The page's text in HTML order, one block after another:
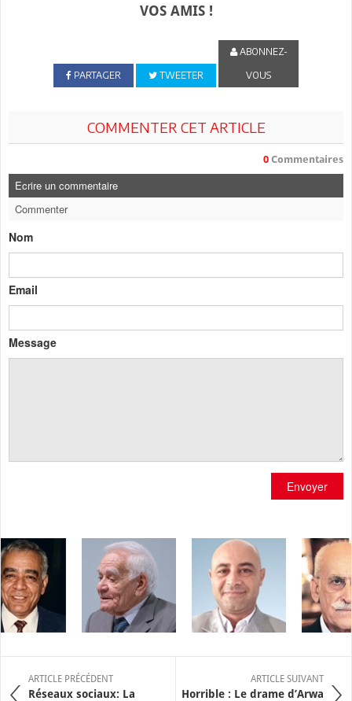
VOS AMIS !
PARTAGER TWEETER
ABONNEZ-
VOUS
COMMENTER CET ARTICLE
0 Commentaires
Ecrire un commentaire
Commenter
Nom
Email
Message
Envoyer
ARTICLE PRÉCÉDENT
Réseaux sociaux: La
ARTICLE SUIVANT
Horrible : Le drame d’Arwa